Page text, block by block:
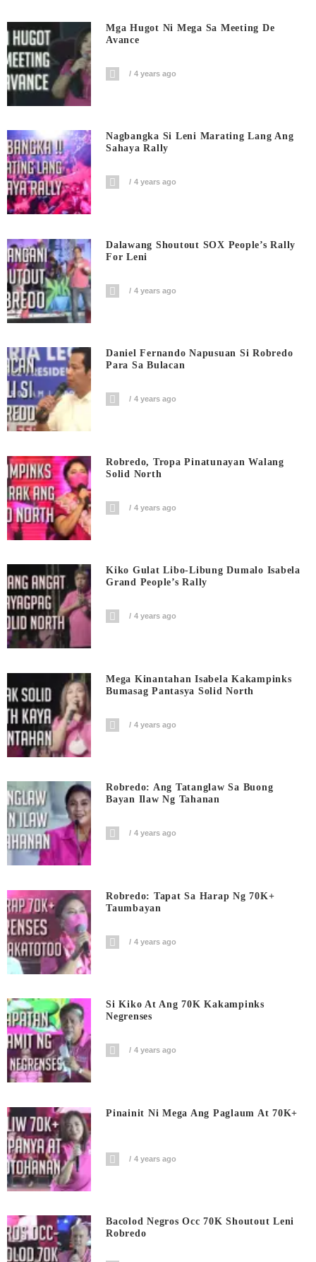
Mga Hugot Ni Mega Sa Meeting De
Avance
4 years ago
Nagbangka Si Leni Marating Lang Ang
Sahaya Rally
4 years ago
Dalawang Shoutout SOX People’s Rally
For Leni
4 years ago
Daniel Fernando Napusuan Si Robredo
Para Sa Bulacan
4 years ago
Robredo, Tropa Pinatunayan Walang
Solid North
4 years ago
Kiko Gulat Libo-Libung Dumalo Isabela
Grand People’s Rally
4 years ago
Mega Kinantahan Isabela Kakampinks
Bumasag Pantasya Solid North
4 years ago
Robredo: Ang Tatanglaw Sa Buong
Bayan Ilaw Ng Tahanan
4 years ago
Robredo: Tapat Sa Harap Ng 70K+
Taumbayan
4 years ago
Si Kiko At Ang 70K Kakampinks
Negrenses
4 years ago
Pinainit Ni Mega Ang Paglaum At 70K+
4 years ago
Bacolod Negros Occ 70K Shoutout Leni
Robredo